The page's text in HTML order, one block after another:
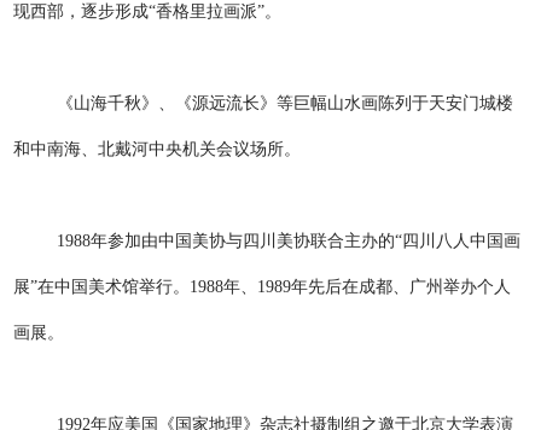
现西部，逐步形成“香格里拉画派”。
《山海千秋》、《源远流长》等巨幅山水画陈列于天安门城楼
和中南海、北戴河中央机关会议场所。
1988年参加由中国美协与四川美协联合主办的“四川八人中国画
展”在中国美术馆举行。1988年、1989年先后在成都、广州举办个人
画展。
1992年应美国《国家地理》杂志社摄制组之邀于北京大学表演